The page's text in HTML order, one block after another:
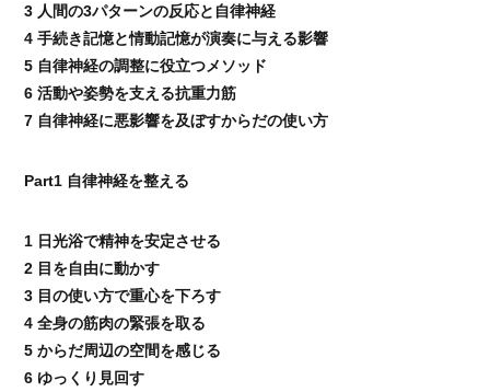
3 人間の3パターンの反応と自律神経
4 手続き記憶と情動記憶が演奏に与える影響
5 自律神経の調整に役立つメソッド
6 活動や姿勢を支える抗重力筋
7 自律神経に悪影響を及ぼすからだの使い方
Part1 自律神経を整える
1 日光浴で精神を安定させる
2 目を自由に動かす
3 目の使い方で重心を下ろす
4 全身の筋肉の緊張を取る
5 からだ周辺の空間を感じる
6 ゆっくり見回す